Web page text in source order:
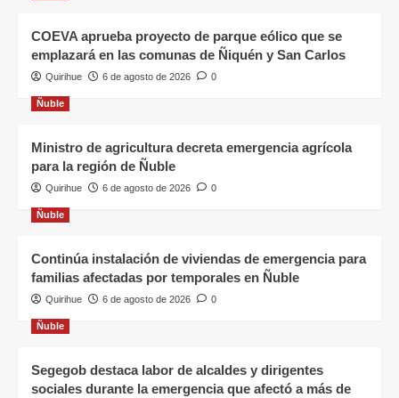
COEVA aprueba proyecto de parque eólico que se
emplazará en las comunas de Ñiquén y San Carlos
Quirihue 6 de agosto de 2026 0
Ñuble
Ministro de agricultura decreta emergencia agrícola
para la región de Ñuble
Quirihue 6 de agosto de 2026 0
Ñuble
Continúa instalación de viviendas de emergencia para
familias afectadas por temporales en Ñuble
Quirihue 6 de agosto de 2026 0
Ñuble
Segegob destaca labor de alcaldes y dirigentes
sociales durante la emergencia que afectó a más de